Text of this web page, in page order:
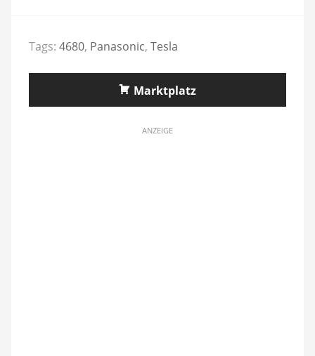
Tags: 4680, Panasonic, Tesla
Marktplatz
ANZEIGE